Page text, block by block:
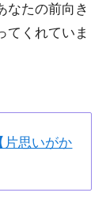
なたの前向き
てくれていま
片思いがか